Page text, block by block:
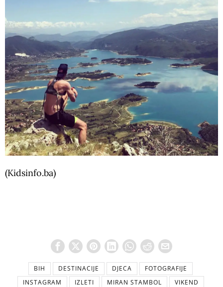
(Kidsinfo.ba)
BIH DESTINACIJE DJECA
FOTOGRAFIJE
INSTAGRAM
IZLETI MIRAN STAMBOL VIKEND